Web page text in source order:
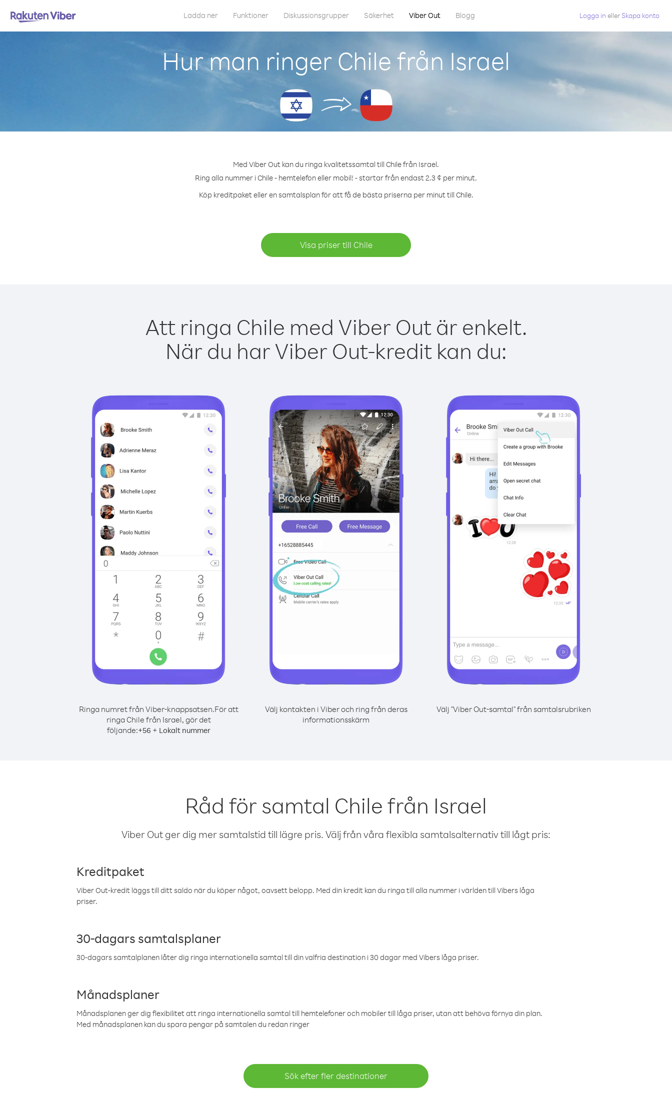
Ladda ner Funktioner Diskussionsgrupper Säkerhet Viber Out Blogg Logga in eller Skapa konto
Hur man ringer Chile från Israel
Med Viber Out kan du ringa kvalitetssamtal till Chile från Israel.
Ring alla nummer i Chile - hemtelefon eller mobil! - startar från endast 2.3 ¢ per minut.
Köp kreditpaket eller en samtalsplan för att få de bästa priserna per minut till Chile.
Visa priser till Chile
Att ringa Chile med Viber Out är enkelt.
När du har Viber Out-kredit kan du:
Ringa numret från Viber-knappsatsen.För att
ringa Chile från Israel, gör det
följande:+56 + Lokalt nummer
Välj kontakten i Viber och ring från deras
informationsskärm
Välj "Viber Out-samtal" från samtalsrubriken
Råd för samtal Chile från Israel
Viber Out ger dig mer samtalstid till lägre pris. Välj från våra flexibla samtalsalternativ till lågt pris:
Kreditpaket
Viber Out-kredit läggs till ditt saldo när du köper något, oavsett belopp. Med din kredit kan du ringa till alla nummer i världen till Vibers låga
priser.
30-dagars samtalsplaner
30-dagars samtalplanen låter dig ringa internationella samtal till din valfria destination i 30 dagar med Vibers låga priser.
Månadsplaner
Månadsplanen ger dig flexibilitet att ringa internationella samtal till hemtelefoner och mobiler till låga priser, utan att behöva förnya din plan.
Med månadsplanen kan du spara pengar på samtalen du redan ringer
Sök efter fler destinationer